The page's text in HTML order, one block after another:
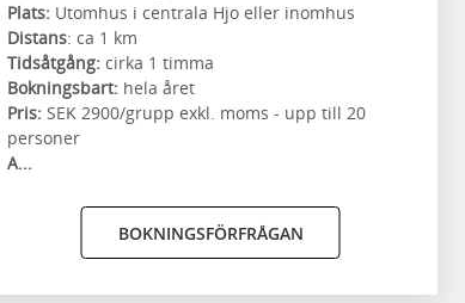
Plats: Utomhus i centrala Hjo eller inomhus
Distans: ca 1 km
Tidsåtgång: cirka 1 timma
Bokningsbart: hela året
Pris: SEK 2900/grupp exkl. moms - upp till 20
personer
A...
BOKNINGSFÖRFRÅGAN